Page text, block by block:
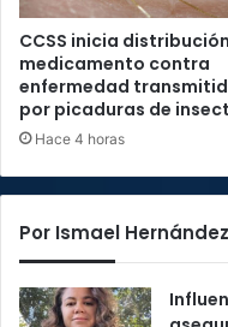
CCSS inicia
medicamento contra
enfermedad
por picaduras de
Hace 4 horas
Por Ismael Hernández